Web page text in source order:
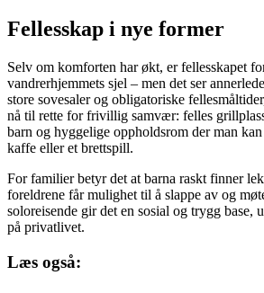
Fellesskap i nye former
Selv om komforten har økt, er fellesskapet
vandrerhjemmets sjel – men det ser
store sovesaler og obligatoriske
nå til rette for frivillig samvær: felles
barn og hyggelige oppholdsrom der man
kaffe eller et brettspill.
For familier betyr det at barna raskt finner
foreldrene får mulighet til å slappe av og
soloreisende gir det en sosial og trygg base,
på privatlivet.
Læs også: